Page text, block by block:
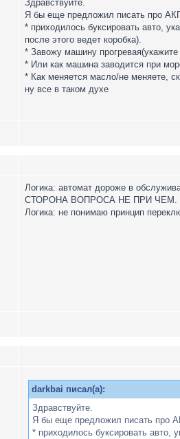
Здравствуйте.
Я бы еще предложил писать про
* приходилось буксировать авто,
после этого ведет коробка).
* Завожу машину прогревая(укажите
* Или как машина заводится при
* Как меняется масло/не меняете,
ну все в таком духе
Логика: автомат дороже в
СТОРОНА ВОПРОСА НЕ ПРИ ЧЕМ.
Логика: не понимаю принцип
darkbai писал(а):
Здравствуйте.
Я бы еще предложил писать про
* приходилось буксировать авто,